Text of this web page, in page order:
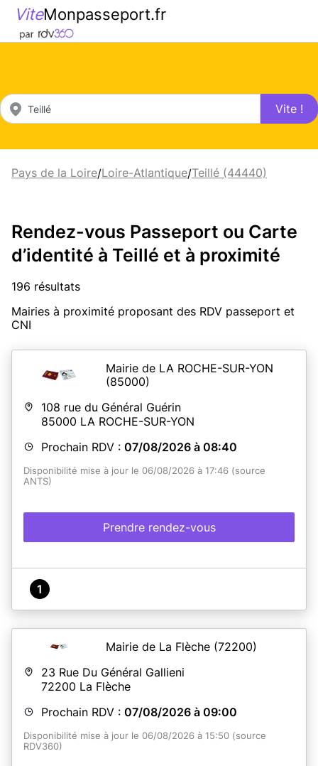
ViteMonpasseport.fr
Vite !
Pays de la Loire/Loire-Atlantique/Teillé (44440)
Rendez-vous Passeport ou Carte
d’identité à Teillé et à proximité
196 résultats
Mairies à proximité proposant des RDV passeport et
CNI
Mairie de LA ROCHE-SUR-YON
(85000)
108 rue du Général Guérin
85000 LA ROCHE-SUR-YON
Prochain RDV : 07/08/2026 à 08:40
Disponibilité mise à jour le 06/08/2026 à 17:46 (source
ANTS)
Prendre rendez-vous
1
Mairie de La Flèche (72200)
23 Rue Du Général Gallieni
72200 La Flèche
Prochain RDV : 07/08/2026 à 09:00
Disponibilité mise à jour le 06/08/2026 à 15:50 (source
RDV360)